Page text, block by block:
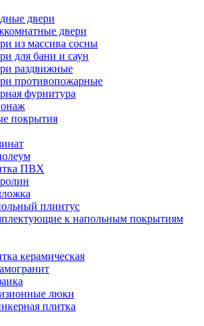
двери
двери
из массива сосны
для бани и саун
раздвижные
противопожарные
фурнитура
покрытия
ПВХ
плинтус
к напольным покрытиям
керамическая
люки
плитка